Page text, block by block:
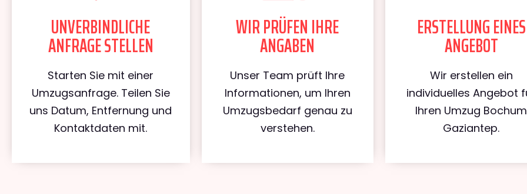
UNVERBINDLICHE
ANFRAGE STELLEN
Starten Sie mit einer
Umzugsanfrage. Teilen Sie
uns Datum, Entfernung und
Kontaktdaten mit.
WIR PRÜFEN IHRE
ANGABEN
Unser Team prüft Ihre
Informationen, um Ihren
Umzugsbedarf genau zu
verstehen.
ERSTELLUNG EINES
ANGEBOT
Wir erstellen ein
individuelles Angebot
Ihren Umzug Bochum
Gaziantep.